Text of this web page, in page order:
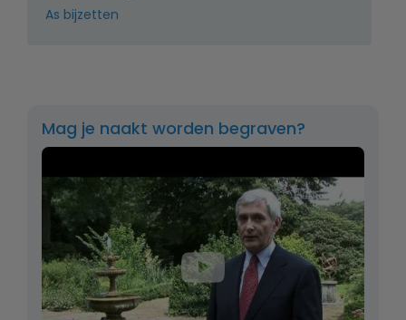
As bijzetten
Mag je naakt worden begraven?